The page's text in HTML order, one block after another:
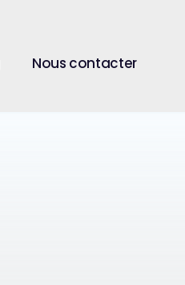
Nous contacter